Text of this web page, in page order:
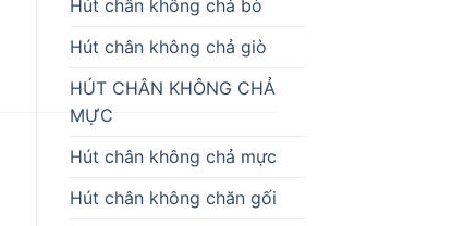
Hút chân không chả bò
Hút chân không chả giò
HÚT CHÂN KHÔNG CHẢ
MỰC
Hút chân không chả mực
Hút chân không chăn gối